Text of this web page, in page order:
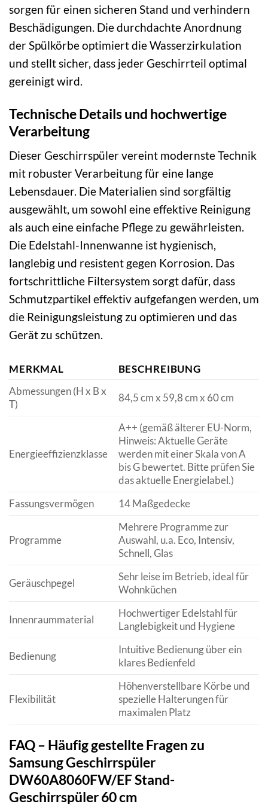
sorgen für einen sicheren Stand und verhindern
Beschädigungen. Die durchdachte Anordnung
der Spülkörbe optimiert die Wasserzirkulation
und stellt sicher, dass jeder Geschirrteil optimal
gereinigt wird.
Technische Details und hochwertige
Verarbeitung
Dieser Geschirrspüler vereint modernste Technik
mit robuster Verarbeitung für eine lange
Lebensdauer. Die Materialien sind sorgfältig
ausgewählt, um sowohl eine effektive Reinigung
als auch eine einfache Pflege zu gewährleisten.
Die Edelstahl-Innenwanne ist hygienisch,
langlebig und resistent gegen Korrosion. Das
fortschrittliche Filtersystem sorgt dafür, dass
Schmutzpartikel effektiv aufgefangen werden, um
die Reinigungsleistung zu optimieren und das
Gerät zu schützen.
MERKMAL
BESCHREIBUNG
Abmessungen (H x B x
T)
84,5 cm x 59,8 cm x 60 cm
Energieeffizienzklasse
A++ (gemäß älterer EU-Norm,
Hinweis: Aktuelle Geräte
werden mit einer Skala von A
bis G bewertet. Bitte prüfen Sie
das aktuelle Energielabel.)
Fassungsvermögen
14 Maßgedecke
Programme
Mehrere Programme zur
Auswahl, u.a. Eco, Intensiv,
Schnell, Glas
Geräuschpegel
Sehr leise im Betrieb, ideal für
Wohnküchen
Innenraummaterial
Hochwertiger Edelstahl für
Langlebigkeit und Hygiene
Bedienung
Intuitive Bedienung über ein
klares Bedienfeld
Flexibilität
Höhenverstellbare Körbe und
spezielle Halterungen für
maximalen Platz
FAQ – Häufig gestellte Fragen zu
Samsung Geschirrspüler
DW60A8060FW/EF Stand-
Geschirrspüler 60 cm